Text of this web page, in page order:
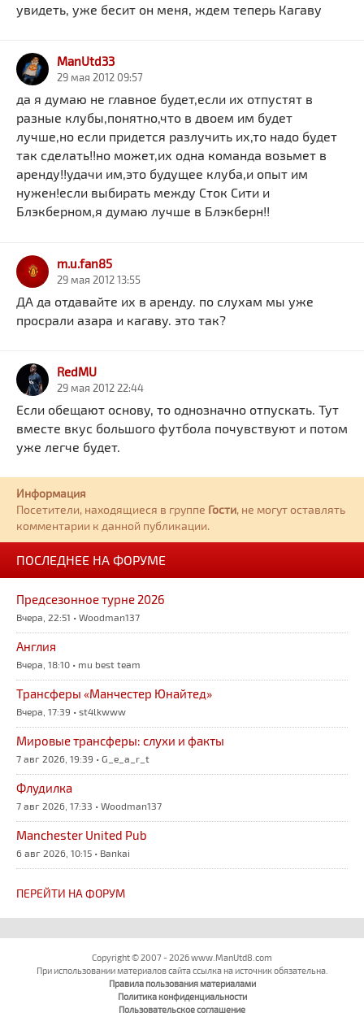
увидеть, уже бесит он меня, ждем теперь Кагаву
ManUtd33
29 мая 2012 09:57
да я думаю не главное будет,если их отпустят в
разные клубы,понятно,что в двоем им будет
лучше,но если придется разлучить их,то надо будет
так сделать!!но может,их одна команда возьмет в
аренду!!удачи им,это будущее клуба,и опыт им
нужен!если выбирать между Сток Сити и
Блэкберном,я думаю лучше в Блэкберн!!
m.u.fan85
29 мая 2012 13:55
ДА да отдавайте их в аренду. по слухам мы уже
просрали азара и кагаву. это так?
RedMU
29 мая 2012 22:44
Если обещают основу, то однозначно отпускать. Тут
вместе вкус большого футбола почувствуют и потом
уже легче будет.
Информация
Посетители, находящиеся в группе Гости, не могут оставлять
комментарии к данной публикации.
ПОСЛЕДНЕЕ НА ФОРУМЕ
Предсезонное турне 2026
Вчера, 22:51 • Woodman137
Англия
Вчера, 18:10 • mu best team
Трансферы «Манчестер Юнайтед»
Вчера, 17:39 • st4lkwww
Мировые трансферы: слухи и факты
7 авг 2026, 19:39 • G_e_a_r_t
Флудилка
7 авг 2026, 17:33 • Woodman137
Manchester United Pub
6 авг 2026, 10:15 • Bankai
ПЕРЕЙТИ НА ФОРУМ
Copyright © 2007 - 2026 www.ManUtd8.com
При использовании материалов сайта ссылка на источник обязательна.
Правила пользования материалами
Политика конфиденциальности
Пользовательское соглашение